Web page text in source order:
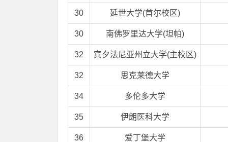
30 延世大学(首尔校区)
30 南佛罗里达大学(坦帕)
32 宾夕法尼亚州立大学(主校区)
32 思克莱德大学
34 多伦多大学
35 伊朗医科大学
36 爱丁堡大学